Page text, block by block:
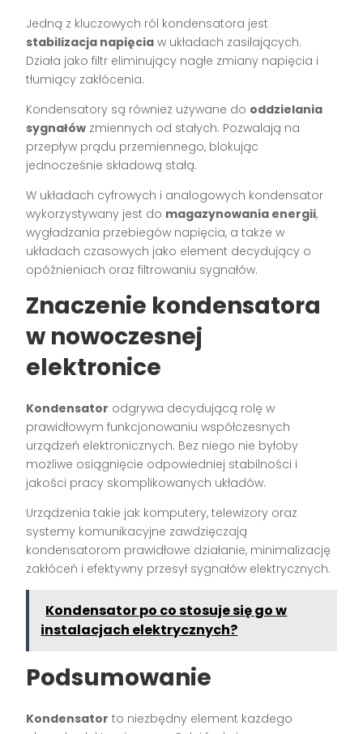
Jedną z kluczowych ról kondensatora jest
stabilizacja napięcia w układach zasilających.
Działa jako filtr eliminujący nagłe zmiany napięcia i
tłumiący zakłócenia.
Kondensatory są również używane do oddzielania
sygnałów zmiennych od stałych. Pozwalają na
przepływ prądu przemiennego, blokując
jednocześnie składową stałą.
W układach cyfrowych i analogowych kondensator
wykorzystywany jest do magazynowania energii,
wygładzania przebiegów napięcia, a także w
układach czasowych jako element decydujący o
opóźnieniach oraz filtrowaniu sygnałów.
Znaczenie kondensatora
w nowoczesnej
elektronice
Kondensator odgrywa decydującą rolę w
prawidłowym funkcjonowaniu współczesnych
urządzeń elektronicznych. Bez niego nie byłoby
możliwe osiągnięcie odpowiedniej stabilności i
jakości pracy skomplikowanych układów.
Urządzenia takie jak komputery, telewizory oraz
systemy komunikacyjne zawdzięczają
kondensatorom prawidłowe działanie, minimalizację
zakłóceń i efektywny przesył sygnałów elektrycznych.
Kondensator po co stosuje się go w
instalacjach elektrycznych?
Podsumowanie
Kondensator to niezbędny element każdego